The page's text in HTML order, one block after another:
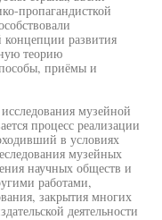
пропагандисткой
развития
теорию
приёмы и
музейной
процесс реализации
в условиях
музейных
научных обществ и
работами,
закрытия многих
деятельности